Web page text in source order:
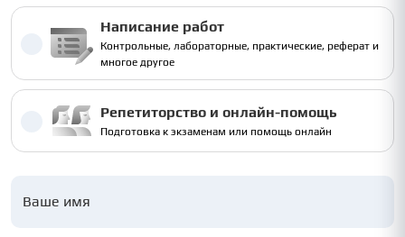
Написание работ
Контрольные, лабораторные, практические, реферат и
многое другое
Репетиторство и онлайн-помощь
Подготовка к экзаменам или помощь онлайн
Ваше имя